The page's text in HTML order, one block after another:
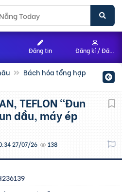
Bách hóa tổng hợp
dầu, máy ép
27/07/26 138
Đăng tin